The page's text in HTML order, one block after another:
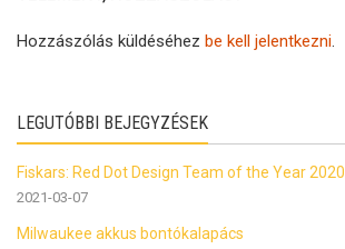
Hozzászólás küldéséhez be kell jelentkezni.
LEGUTÓBBI BEJEGYZÉSEK
Fiskars: Red Dot Design Team of the Year 2020
2021-03-07
Milwaukee akkus bontókalapács